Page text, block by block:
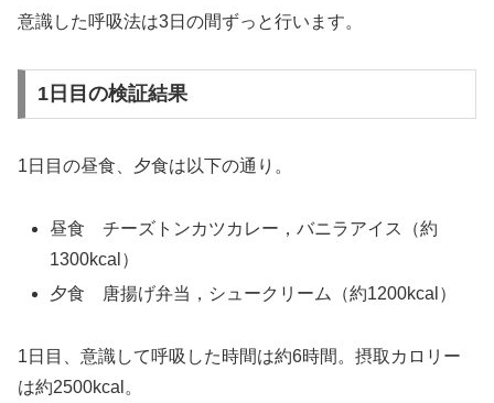
意識した呼吸法は3日の間ずっと行います。
1日目の検証結果
1日目の昼食、夕食は以下の通り。
昼食 チーズトンカツカレー，バニラアイス（約
1300kcal）
夕食 唐揚げ弁当，シュークリーム（約1200kcal）
1日目、意識して呼吸した時間は約6時間。摂取カロリー
は約2500kcal。